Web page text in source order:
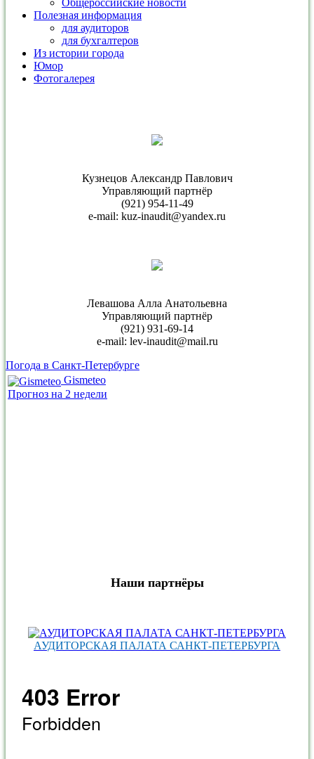
Общероссийские новости
Полезная информация
для аудиторов
для бухгалтеров
Из истории города
Юмор
Фотогалерея
Кузнецов Александр Павлович
Управляющий партнёр
(921) 954-11-49
e-mail: kuz-inaudit@yandex.ru
Левашова Алла Анатольевна
Управляющий партнёр
(921) 931-69-14
e-mail: lev-inaudit@mail.ru
Погода в Санкт-Петербурге
Gismeteo
Прогноз на 2 недели
Наши партнёры
АУДИТОРСКАЯ ПАЛАТА САНКТ‑ПЕТЕРБУРГА